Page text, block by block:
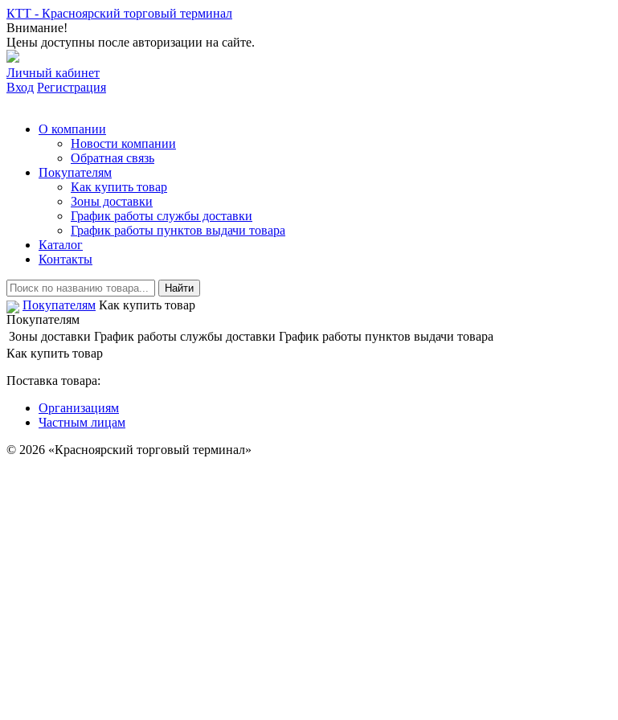
КТТ - Красноярский торговый терминал
Внимание!
Цены доступны после авторизации на сайте.
Личный кабинет
Вход Регистрация
О компании
Новости компании
Обратная связь
Покупателям
Как купить товар
Зоны доставки
График работы службы доставки
График работы пунктов выдачи товара
Каталог
Контакты
Покупателям Как купить товар
Покупателям
Зоны доставки График работы службы доставки График работы пунктов выдачи товара
Как купить товар
Поставка товара:
Организациям
Частным лицам
© 2026 «Красноярский торговый терминал»